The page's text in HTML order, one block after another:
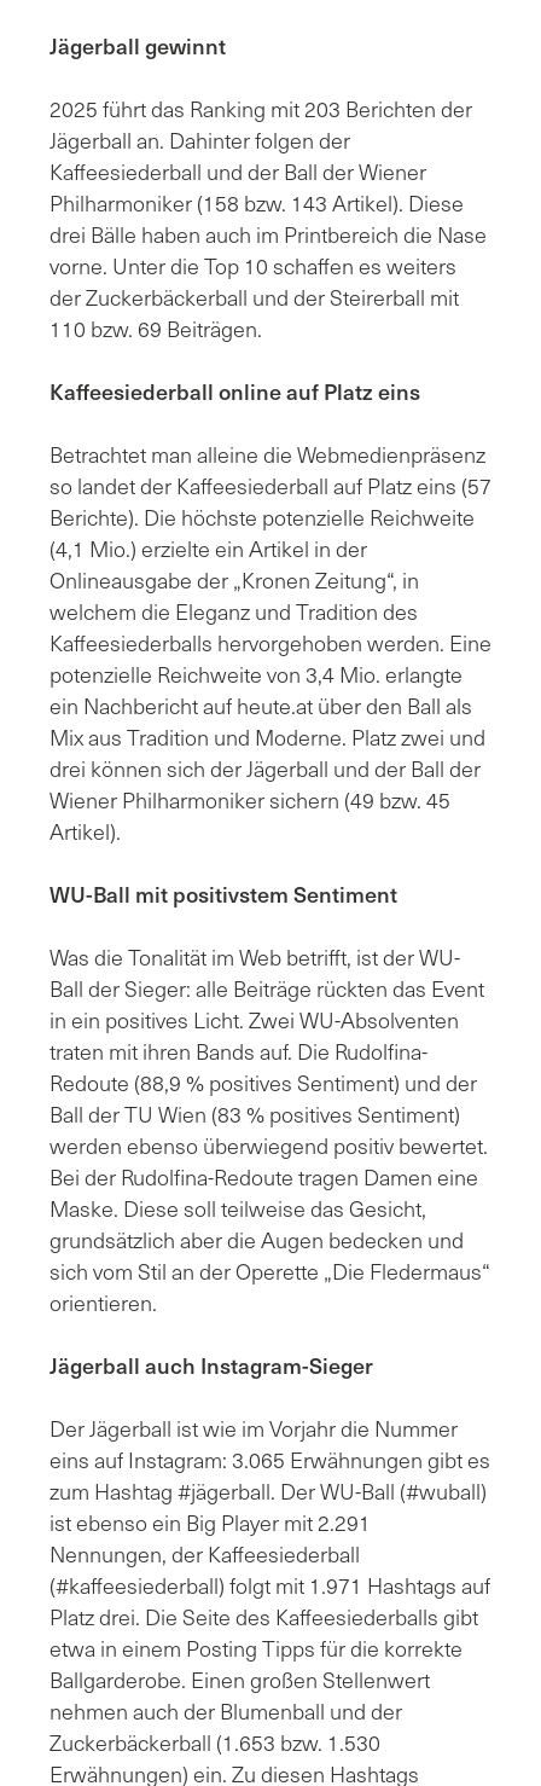
Jägerball gewinnt
2025 führt das Ranking mit 203 Berichten der
Jägerball an. Dahinter folgen der
Kaffeesiederball und der Ball der Wiener
Philharmoniker (158 bzw. 143 Artikel). Diese
drei Bälle haben auch im Printbereich die Nase
vorne. Unter die Top 10 schaffen es weiters
der Zuckerbäckerball und der Steirerball mit
110 bzw. 69 Beiträgen.
Kaffeesiederball online auf Platz eins
Betrachtet man alleine die Webmedienpräsenz
so landet der Kaffeesiederball auf Platz eins (57
Berichte). Die höchste potenzielle Reichweite
(4,1 Mio.) erzielte ein Artikel in der
Onlineausgabe der „Kronen Zeitung“, in
welchem die Eleganz und Tradition des
Kaffeesiederballs hervorgehoben werden. Eine
potenzielle Reichweite von 3,4 Mio. erlangte
ein Nachbericht auf heute.at über den Ball als
Mix aus Tradition und Moderne. Platz zwei und
drei können sich der Jägerball und der Ball der
Wiener Philharmoniker sichern (49 bzw. 45
Artikel).
WU-Ball mit positivstem Sentiment
Was die Tonalität im Web betrifft, ist der WU-
Ball der Sieger: alle Beiträge rückten das Event
in ein positives Licht. Zwei WU-Absolventen
traten mit ihren Bands auf. Die Rudolfina-
Redoute (88,9 % positives Sentiment) und der
Ball der TU Wien (83 % positives Sentiment)
werden ebenso überwiegend positiv bewertet.
Bei der Rudolfina-Redoute tragen Damen eine
Maske. Diese soll teilweise das Gesicht,
grundsätzlich aber die Augen bedecken und
sich vom Stil an der Operette „Die Fledermaus“
orientieren.
Jägerball auch Instagram-Sieger
Der Jägerball ist wie im Vorjahr die Nummer
eins auf Instagram: 3.065 Erwähnungen gibt es
zum Hashtag #jägerball. Der WU-Ball (#wuball)
ist ebenso ein Big Player mit 2.291
Nennungen, der Kaffeesiederball
(#kaffeesiederball) folgt mit 1.971 Hashtags auf
Platz drei. Die Seite des Kaffeesiederballs gibt
etwa in einem Posting Tipps für die korrekte
Ballgarderobe. Einen großen Stellenwert
nehmen auch der Blumenball und der
Zuckerbäckerball (1.653 bzw. 1.530
Erwähnungen) ein. Zu diesen Hashtags